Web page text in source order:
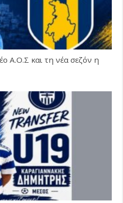
Α.Ο.Σ και τη νέα σεζόν η